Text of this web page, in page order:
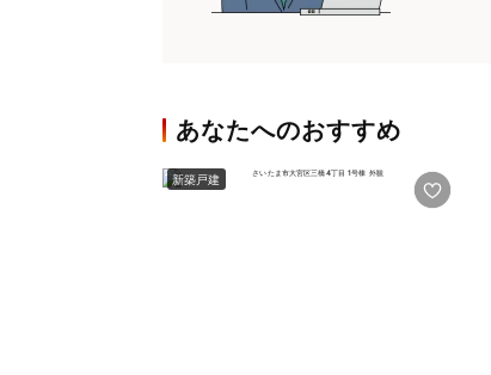
あなたへのおすすめ
新築戸建